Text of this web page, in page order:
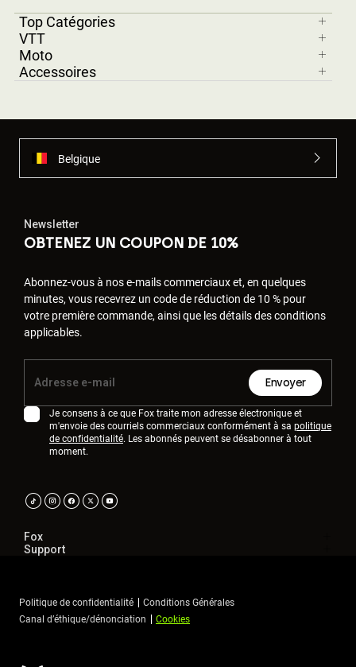
Top Catégories
VTT
Moto
Accessoires
Belgique
Newsletter
OBTENEZ UN COUPON DE 10%
Abonnez-vous à nos e-mails commerciaux et, en quelques
minutes, vous recevrez un code de réduction de 10 % pour
votre première commande, ainsi que les détails des conditions
applicables.
Envoyer
Je consens à ce que Fox traite mon adresse électronique et
m'envoie des courriels commerciaux conformément à sa politique
de confidentialité. Les abonnés peuvent se désabonner à tout
moment.
Fox
Support
Politique de confidentialité
Conditions Générales
Canal d’éthique/dénonciation
Cookies